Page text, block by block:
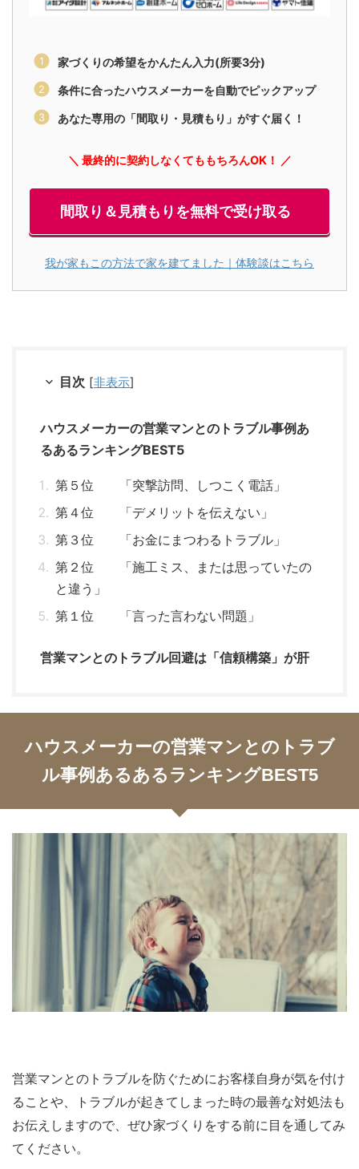
家づくりの希望をかんたん入力(所要3分)
条件に合ったハウスメーカーを自動でピックアップ
あなた専用の「間取り・見積もり」がすぐ届く！
＼ 最終的に契約しなくてももちろんOK！ ／
間取り＆見積もりを無料で受け取る
我が家もこの方法で家を建てました｜体験談はこちら
目次 [非表示]
ハウスメーカーの営業マンとのトラブル事例あ
るあるランキングBEST5
第５位 「突撃訪問、しつこく電話」
第４位 「デメリットを伝えない」
第３位 「お金にまつわるトラブル」
第２位 「施工ミス、または思っていたの
と違う」
第１位 「言った言わない問題」
営業マンとのトラブル回避は「信頼構築」が肝
ハウスメーカーの営業マンとのトラブ
ル事例あるあるランキングBEST5
営業マンとのトラブルを防ぐためにお客様自身が気を付け
ることや、トラブルが起きてしまった時の最善な対処法も
お伝えしますので、ぜひ家づくりをする前に目を通してみ
てください。